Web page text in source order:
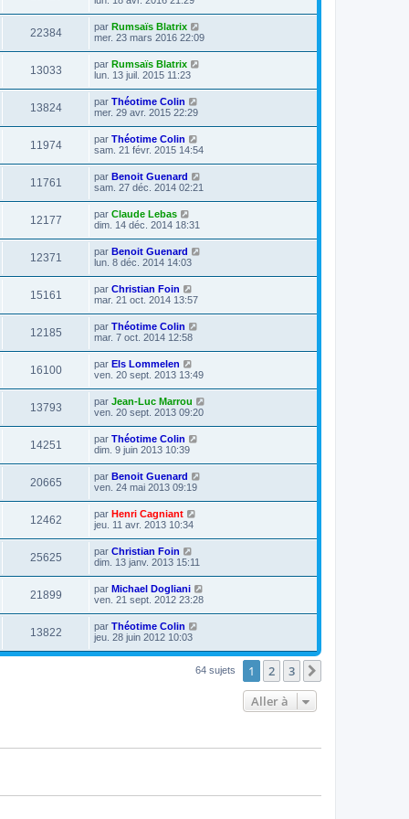
22384 par Rumsaïs Blatrix
mer. 23 mars 2016 22:09
13033 par Rumsaïs Blatrix
lun. 13 juil. 2015 11:23
13824 par Théotime Colin
mer. 29 avr. 2015 22:29
11974 par Théotime Colin
sam. 21 févr. 2015 14:54
11761 par Benoit Guenard
sam. 27 déc. 2014 02:21
12177 par Claude Lebas
dim. 14 déc. 2014 18:31
12371 par Benoit Guenard
lun. 8 déc. 2014 14:03
15161 par Christian Foin
mar. 21 oct. 2014 13:57
12185 par Théotime Colin
mar. 7 oct. 2014 12:58
16100 par Els Lommelen
ven. 20 sept. 2013 13:49
13793 par Jean-Luc Marrou
ven. 20 sept. 2013 09:20
14251 par Théotime Colin
dim. 9 juin 2013 10:39
20665 par Benoit Guenard
ven. 24 mai 2013 09:19
12462 par Henri Cagniant
jeu. 11 avr. 2013 10:34
25625 par Christian Foin
dim. 13 janv. 2013 15:11
21899 par Michael Dogliani
ven. 21 sept. 2012 23:28
13822 par Théotime Colin
jeu. 28 juin 2012 10:03
64 sujets 1 2 3
Aller à